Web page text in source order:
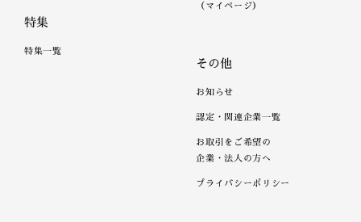
特集
特集一覧
（マイページ）
その他
お知らせ
認定・関連企業一覧
お取引をご希望の
企業・法人の方へ
プライバシーポリシー